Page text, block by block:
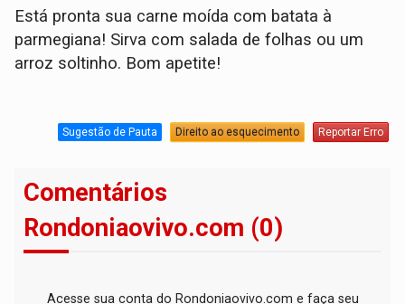
Está pronta sua carne moída com batata à
parmegiana! Sirva com salada de folhas ou um
arroz soltinho. Bom apetite!
Sugestão de Pauta Direito ao esquecimento Reportar Erro
Comentários
Rondoniaovivo.com (0)
Acesse sua conta do Rondoniaovivo.com e faça seu